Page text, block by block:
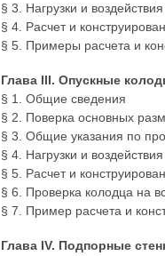
§ 3. Нагрузки и
§ 4. Расчет и
§ 5. Примеры расчета и
Глава III. Опускные
§ 1. Общие сведения
§ 2. Поверка основных
§ 3. Общие указания по
§ 4. Нагрузки и
§ 5. Расчет и
§ 6. Проверка колодца на
§ 7. Пример расчета и
Глава IV. Подпорные